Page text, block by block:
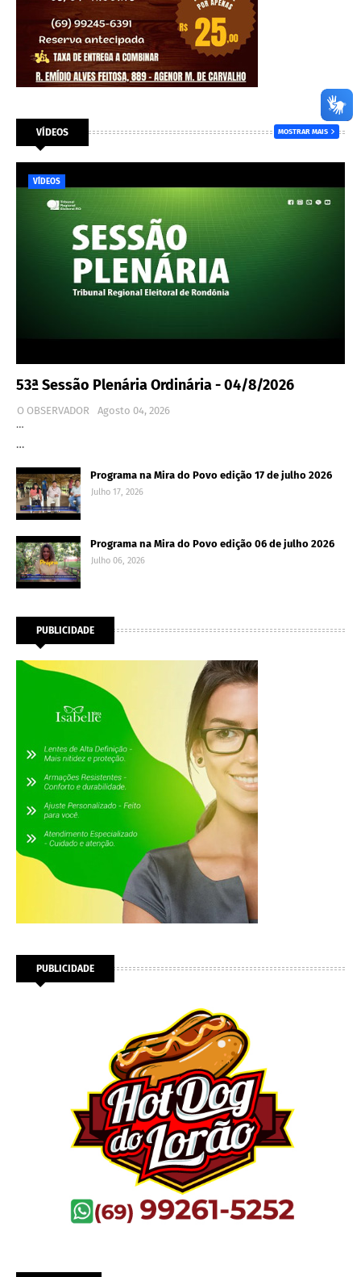
VÍDEOS MOSTRAR MAIS
VÍDEOS
53ª Sessão Plenária Ordinária - 04/8/2026
O OBSERVADOR
Agosto 04, 2026
…
…
Programa na Mira do Povo edição 17 de julho 2026
Julho 17, 2026
Programa na Mira do Povo edição 06 de julho 2026
Julho 06, 2026
PUBLICIDADE
PUBLICIDADE